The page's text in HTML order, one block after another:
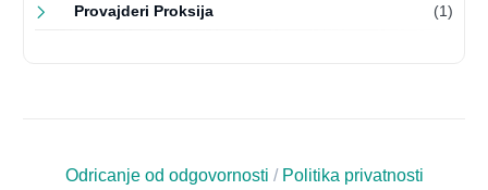
Provajderi Proksija (1)
Odricanje od odgovornosti / Politika privatnosti